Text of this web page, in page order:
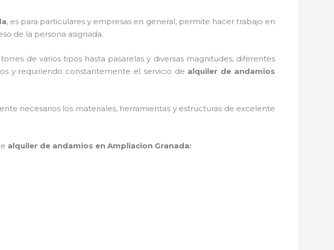
, es para particulares y empresas en general, permite hacer trabajo en
de la persona asignada.
de varios tipos hasta pasarelas y diversas magnitudes, diferentes
y requiriendo constantemente el servicio de alquiler de andamios
necesarios los materiales, herramientas y estructuras de excelente
alquiler de andamios en Ampliacion Granada: